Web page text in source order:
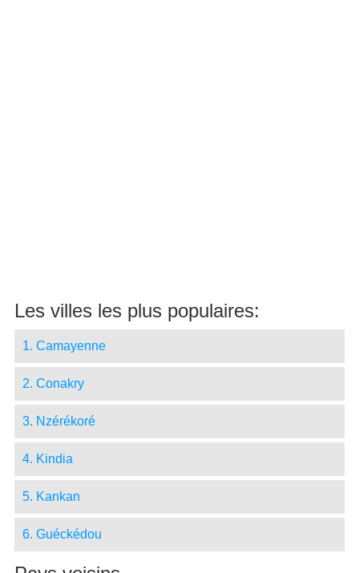
Les villes les plus populaires:
1. Camayenne
2. Conakry
3. Nzérékoré
4. Kindia
5. Kankan
6. Guéckédou